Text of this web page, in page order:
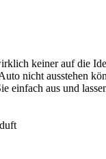
keiner auf die
nicht ausstehen
einfach aus und